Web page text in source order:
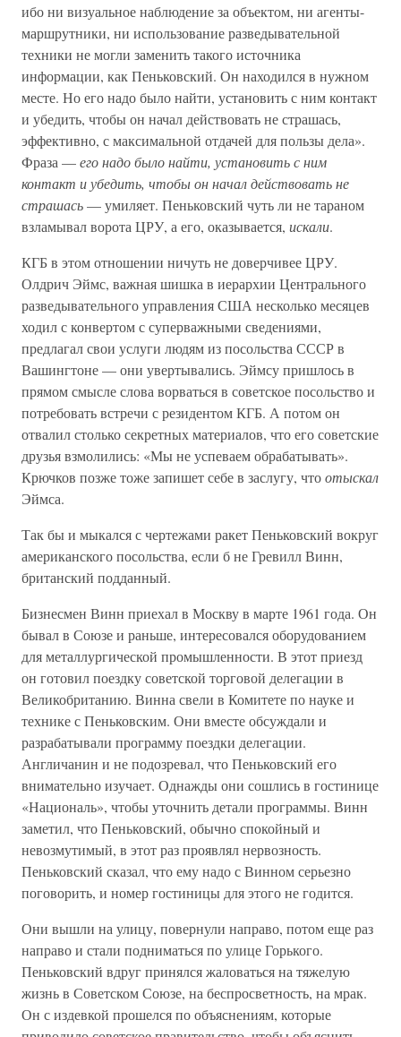
ибо ни визуальное наблюдение за объектом, ни агенты-
маршрутники, ни использование разведывательной
техники не могли заменить такого источника
информации, как Пеньковский. Он находился в нужном
месте. Но его надо было найти, установить с ним контакт
и убедить, чтобы он начал действовать не страшась,
эффективно, с максимальной отдачей для пользы дела».
Фраза —его надо было найти, установить с ним
контакт и убедить, чтобы он начал действовать не
страшась— умиляет. Пеньковский чуть ли не тараном
взламывал ворота ЦРУ, а его, оказывается, искали.
КГБ в этом отношении ничуть не доверчивее ЦРУ.
Олдрич Эймс, важная шишка в иерархии Центрального
разведывательного управления США несколько месяцев
ходил с конвертом с суперважными сведениями,
предлагал свои услуги людям из посольства СССР в
Вашингтоне — они увертывались. Эймсу пришлось в
прямом смысле слова ворваться в советское посольство и
потребовать встречи с резидентом КГБ. А потом он
отвалил столько секретных материалов, что его советские
друзья взмолились: «Мы не успеваем обрабатывать».
Крючков позже тоже запишет себе в заслугу, чтоотыскал
Эймса.
Так бы и мыкался с чертежами ракет Пеньковский вокруг
американского посольства, если б не Гревилл Винн,
британский подданный.
Бизнесмен Винн приехал в Москву в марте 1961 года. Он
бывал в Союзе и раньше, интересовался оборудованием
для металлургической промышленности. В этот приезд
он готовил поездку советской торговой делегации в
Великобританию. Винна свели в Комитете по науке и
технике с Пеньковским. Они вместе обсуждали и
разрабатывали программу поездки делегации.
Англичанин и не подозревал, что Пеньковский его
внимательно изучает. Однажды они сошлись в гостинице
«Националь», чтобы уточнить детали программы. Винн
заметил, что Пеньковский, обычно спокойный и
невозмутимый, в этот раз проявлял нервозность.
Пеньковский сказал, что ему надо с Винном серьезно
поговорить, и номер гостиницы для этого не годится.
Они вышли на улицу, повернули направо, потом еще раз
направо и стали подниматься по улице Горького.
Пеньковский вдруг принялся жаловаться на тяжелую
жизнь в Советском Союзе, на беспросветность, на мрак.
Он с издевкой прошелся по объяснениям, которые